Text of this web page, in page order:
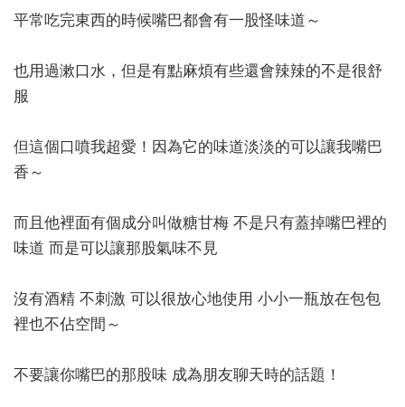
平常吃完東西的時候嘴巴都會有一股怪味道～
也用過漱口水，但是有點麻煩有些還會辣辣的不是很舒
服
但這個口噴我超愛！因為它的味道淡淡的可以讓我嘴巴
香～
而且他裡面有個成分叫做糖甘梅 不是只有蓋掉嘴巴裡的
味道 而是可以讓那股氣味不見
沒有酒精 不刺激 可以很放心地使用 小小一瓶放在包包
裡也不佔空間～
不要讓你嘴巴的那股味 成為朋友聊天時的話題！